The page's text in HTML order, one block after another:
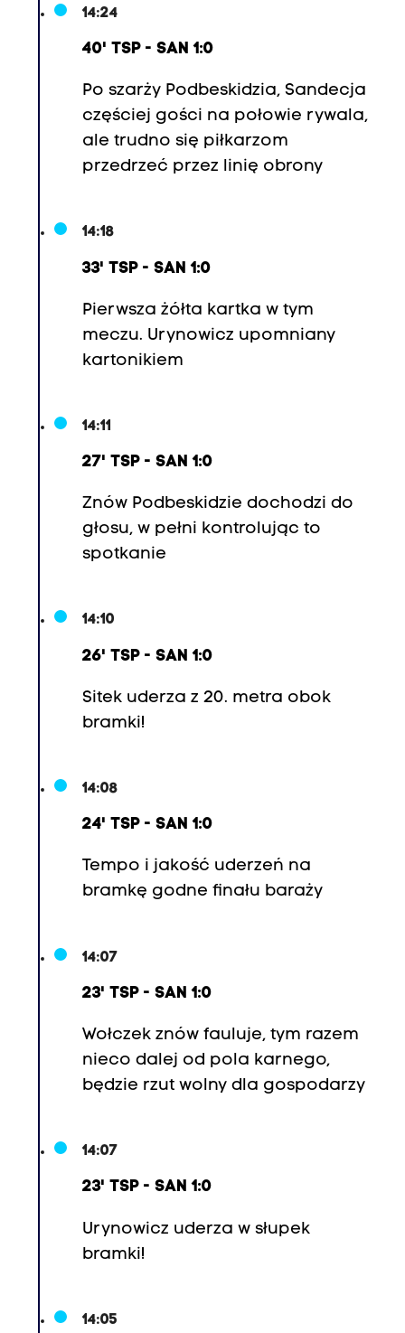
14:24
40' TSP - SAN 1:0
Po szarży Podbeskidzia, Sandecja
częściej gości na połowie rywala,
ale trudno się piłkarzom
przedrzeć przez linię obrony
14:18
33' TSP - SAN 1:0
Pierwsza żółta kartka w tym
meczu. Urynowicz upomniany
kartonikiem
14:11
27' TSP - SAN 1:0
Znów Podbeskidzie dochodzi do
głosu, w pełni kontrolując to
spotkanie
14:10
26' TSP - SAN 1:0
Sitek uderza z 20. metra obok
bramki!
14:08
24' TSP - SAN 1:0
Tempo i jakość uderzeń na
bramkę godne finału baraży
14:07
23' TSP - SAN 1:0
Wołczek znów fauluje, tym razem
nieco dalej od pola karnego,
będzie rzut wolny dla gospodarzy
14:07
23' TSP - SAN 1:0
Urynowicz uderza w słupek
bramki!
14:05